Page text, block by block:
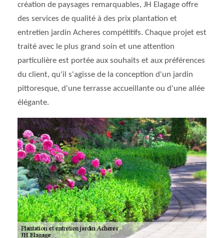
création de paysages remarquables, JH Elagage offre
des services de qualité à des prix plantation et
entretien jardin Acheres compétitifs. Chaque projet est
traité avec le plus grand soin et une attention
particulière est portée aux souhaits et aux préférences
du client, qu'il s'agisse de la conception d'un jardin
pittoresque, d'une terrasse accueillante ou d'une allée
élégante.